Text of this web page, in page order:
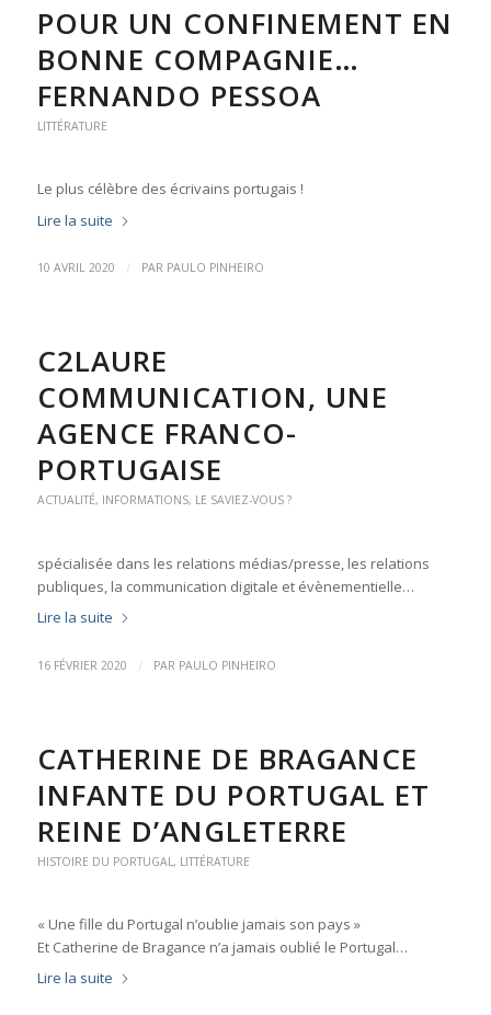
POUR UN CONFINEMENT EN
BONNE COMPAGNIE…
FERNANDO PESSOA
LITTÉRATURE
Le plus célèbre des écrivains portugais !
Lire la suite
10 AVRIL 2020 / PAR PAULO PINHEIRO
C2LAURE
COMMUNICATION, UNE
AGENCE FRANCO-
PORTUGAISE
ACTUALITÉ, INFORMATIONS, LE SAVIEZ-VOUS ?
spécialisée dans les relations médias/presse, les relations
publiques, la communication digitale et évènementielle…
Lire la suite
16 FÉVRIER 2020 / PAR PAULO PINHEIRO
CATHERINE DE BRAGANCE
INFANTE DU PORTUGAL ET
REINE D’ANGLETERRE
HISTOIRE DU PORTUGAL , LITTÉRATURE
« Une fille du Portugal n’oublie jamais son pays »
Et Catherine de Bragance n’a jamais oublié le Portugal…
Lire la suite